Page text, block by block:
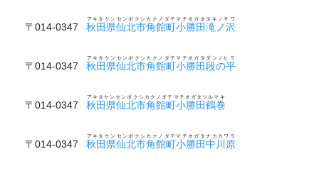
〒014-0347 秋田県仙北市角館町小勝田滝ノ沢
アキタケンセンボクシカクノダテマチオガタタキノサワ
〒014-0347 秋田県仙北市角館町小勝田段の平
アキタケンセンボクシカクノダテマチオガタダンノヒラ
〒014-0347 秋田県仙北市角館町小勝田鶴巻
アキタケンセンボクシカクノダテマチオガタツルマキ
〒014-0347 秋田県仙北市角館町小勝田中川原
アキタケンセンボクシカクノダテマチオガタナカカワラ